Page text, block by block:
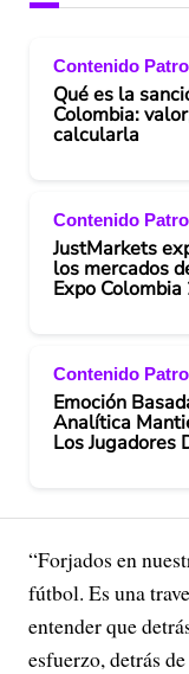
Contenido
Qué es la
Colombia:
calcularla
Contenido
JustMarkets
los mercados
Expo
Contenido
Emoción
Analítica
Los Jugadores
“Forjados en
fútbol. Es una
entender que
esfuerzo, detrás